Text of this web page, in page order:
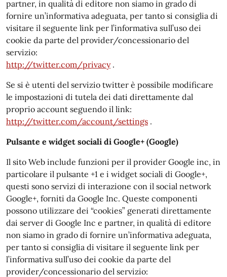
partner, in qualità di editore non siamo in grado di
fornire un’informativa adeguata, per tanto si consiglia di
visitare il seguente link per l’informativa sull’uso dei
cookie da parte del provider/concessionario del
servizio:
http://twitter.com/privacy.
Se si è utenti del servizio twitter è possibile modificare
le impostazioni di tutela dei dati direttamente dal
proprio account seguendo il link:
http://twitter.com/account/settings .
Pulsante e widget sociali di Google+ (Google)
Il sito Web include funzioni per il provider Google inc, in
particolare il pulsante +1 e i widget sociali di Google+,
questi sono servizi di interazione con il social network
Google+, forniti da Google Inc. Queste componenti
possono utilizzare dei “cookies” generati direttamente
dai server di Google Inc e partner, in qualità di editore
non siamo in grado di fornire un’informativa adeguata,
per tanto si consiglia di visitare il seguente link per
l’informativa sull’uso dei cookie da parte del
provider/concessionario del servizio: